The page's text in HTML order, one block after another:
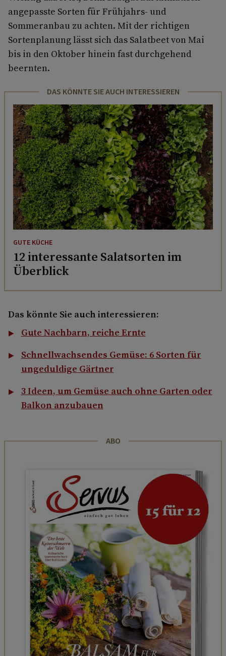
angepasste Sorten für Frühjahrs- und
Sommeranbau zu achten. Mit der richtigen
Sortenplanung lässt sich das Salatbeet von Mai
bis in den Oktober hinein fast durchgehend
beernten.
DAS KÖNNTE SIE AUCH INTERESSIEREN
GUTE KÜCHE
12 interessante Salatsorten im
Überblick
Das könnte Sie auch interessieren:
Gute Nachbarn, reiche Ernte
Schnellwachsendes Gemüse: 6 Sorten für
ungeduldige Gärtner
3 Ideen, um Gemüse auch ohne Garten oder
Balkon anzubauen
ABO